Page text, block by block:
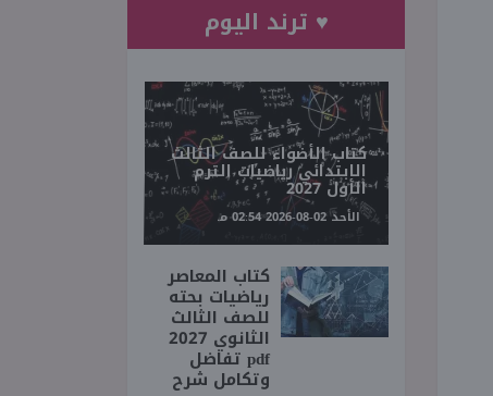
♥ ترند اليوم
كتاب الأضواء للصف الثالث
الابتدائي رياضيات الترم
الأول 2027
الأحد 02-08-2026 02:54 مـ
كتاب المعاصر
رياضيات بحته
للصف الثالث
الثانوي 2027
pdf تفاضل
وتكامل شرح